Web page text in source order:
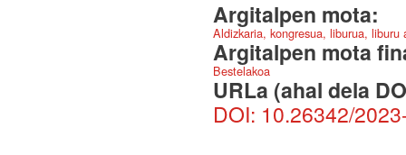
Argitalpen mota:
Aldizkaria, kongresua, liburua,
Argitalpen mota
Bestelakoa
URLa (ahal dela
DOI: 10.26342/